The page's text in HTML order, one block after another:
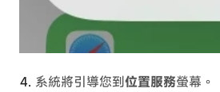
系統將引導您到位置服務螢幕。